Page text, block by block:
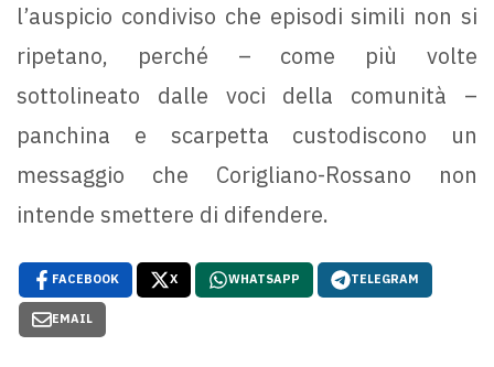
l’auspicio condiviso che episodi simili non si
ripetano, perché – come più volte
sottolineato dalle voci della comunità –
panchina e scarpetta custodiscono un
messaggio che Corigliano-Rossano non
intende smettere di difendere.
FACEBOOK X WHATSAPP TELEGRAM
EMAIL